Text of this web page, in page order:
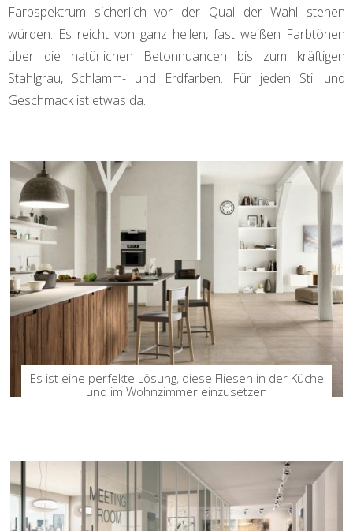
Farbspektrum sicherlich vor der Qual der Wahl stehen
würden. Es reicht von ganz hellen, fast weißen Farbtönen
über die natürlichen Betonnuancen bis zum kräftigen
Stahlgrau, Schlamm- und Erdfarben. Für jeden Stil und
Geschmack ist etwas da.
Es ist eine perfekte Lösung, diese Fliesen in der Küche
und im Wohnzimmer einzusetzen